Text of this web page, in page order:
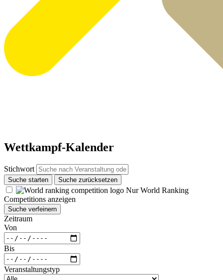
Wettkampf-Kalender
Stichwort
Suche starten Suche zurücksetzen
Nur World Ranking
Competitions anzeigen
Suche verfeinern
Zeitraum
Von
Bis
Veranstaltungstyp